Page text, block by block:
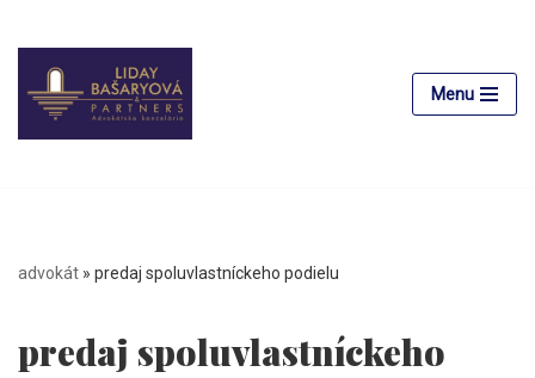
Preskočiť
na
obsah
Menu
advokát » predaj spoluvlastníckeho podielu
predaj spoluvlastníckeho